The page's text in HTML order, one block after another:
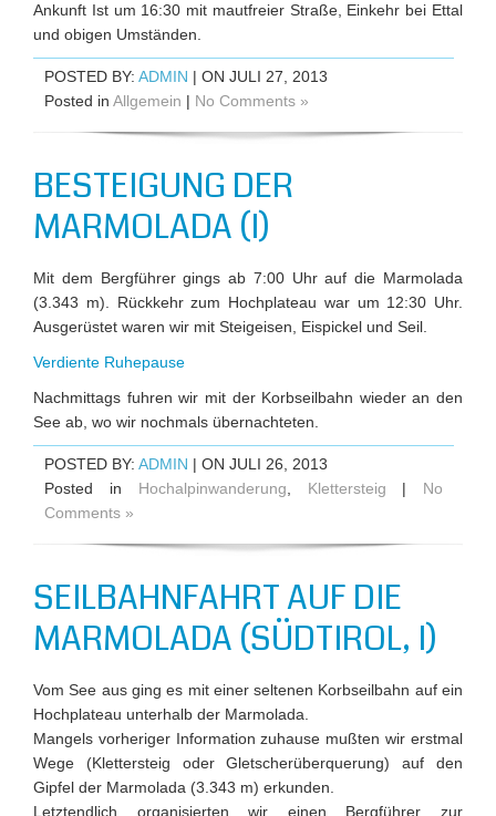
Ankunft Ist um 16:30 mit mautfreier Straße, Einkehr bei Ettal
und obigen Umständen.
POSTED BY: ADMIN | ON JULI 27, 2013
Posted in Allgemein | No Comments »
BESTEIGUNG DER
MARMOLADA (I)
Mit dem Bergführer gings ab 7:00 Uhr auf die Marmolada
(3.343 m). Rückkehr zum Hochplateau war um 12:30 Uhr.
Ausgerüstet waren wir mit Steigeisen, Eispickel und Seil.
Verdiente Ruhepause
Nachmittags fuhren wir mit der Korbseilbahn wieder an den
See ab, wo wir nochmals übernachteten.
POSTED BY: ADMIN | ON JULI 26, 2013
Posted in Hochalpinwanderung Klettersteig | No
Comments »
SEILBAHNFAHRT AUF DIE
MARMOLADA (SÜDTIROL, I)
Vom See aus ging es mit einer seltenen Korbseilbahn auf ein
Hochplateau unterhalb der Marmolada.
Mangels vorheriger Information zuhause mußten wir erstmal
Wege (Klettersteig oder Gletscherüberquerung) auf den
Gipfel der Marmolada (3.343 m) erkunden.
Letztendlich organisierten wir einen Bergführer zur